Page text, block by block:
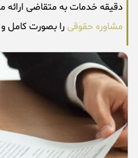
دقیقه خدمات به متقاضی ارائه
مشاوره حقوقیرا بصورت کامل